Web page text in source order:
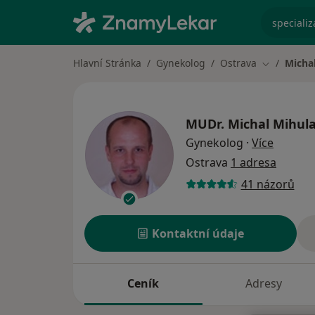
Hlavní Stránka Gynekolog Ostrava Změna
MUDr. Michal Mihula
Gynekolog · Více
Ostrava 1 adresa
41 názorů
Kontaktní údaje
Ceník Adresy